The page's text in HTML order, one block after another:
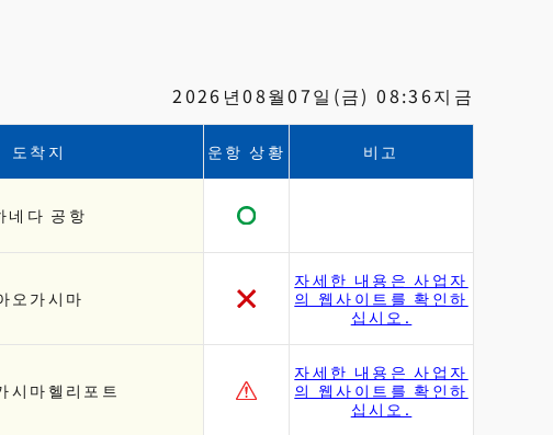
2026년08월07일(금) 08:36지금
도착지 운항 상황 비고
네다 공항
오가시마
자세한 내용은 사업자
의 웹사이트를 확인하
십시오.
시마헬리포트
자세한 내용은 사업자
의 웹사이트를 확인하
십시오.